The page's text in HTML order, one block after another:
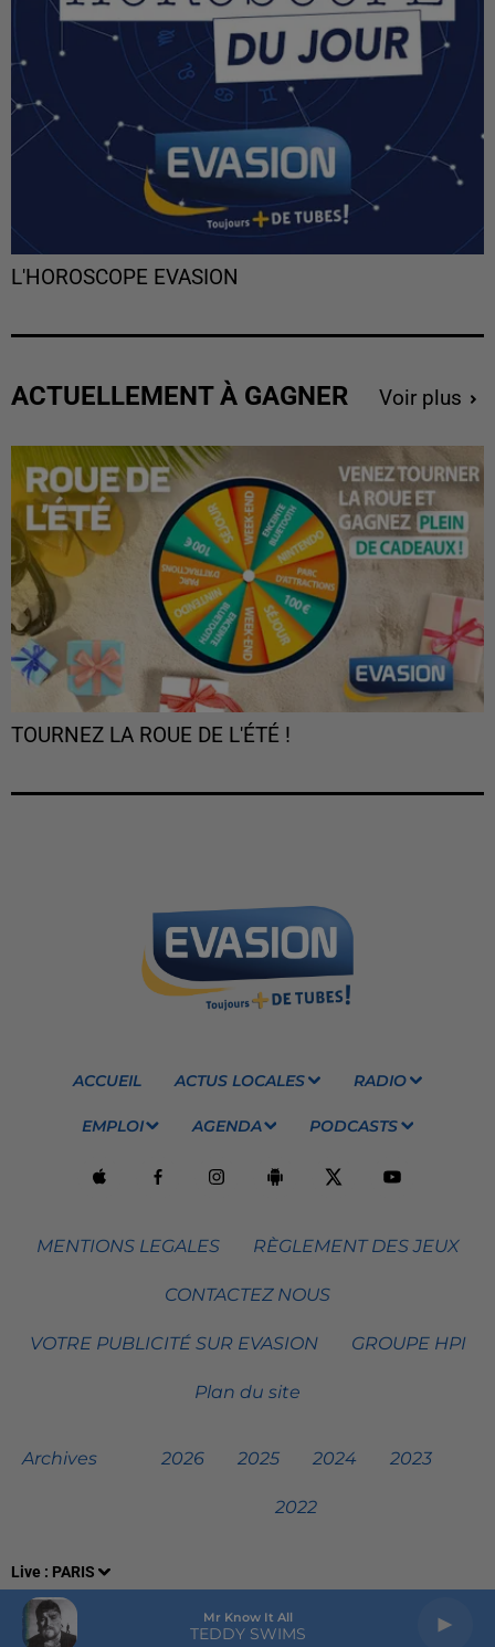
Live : PARIS
Mr Know It All
TEDDY SWIMS
L'HOROSCOPE EVASION
ACTUELLEMENT À GAGNER Voir plus
TOURNEZ LA ROUE DE L'ÉTÉ !
ACCUEIL ACTUS LOCALES RADIO
EMPLOI AGENDA PODCASTS
MENTIONS LEGALES RÈGLEMENT DES JEUX
CONTACTEZ NOUS
VOTRE PUBLICITÉ SUR EVASION GROUPE HPI
Plan du site
Archives 2026 2025 2024 2023
2022